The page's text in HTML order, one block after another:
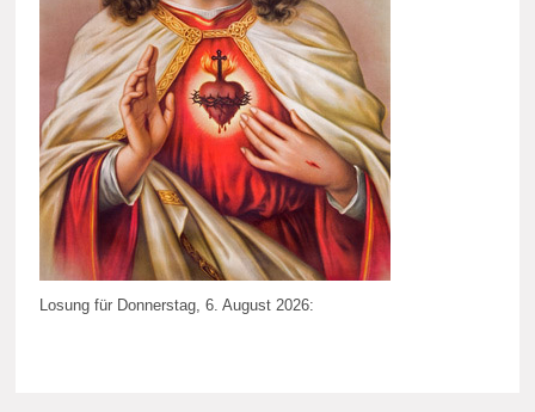
Losung für Donnerstag, 6. August 2026: